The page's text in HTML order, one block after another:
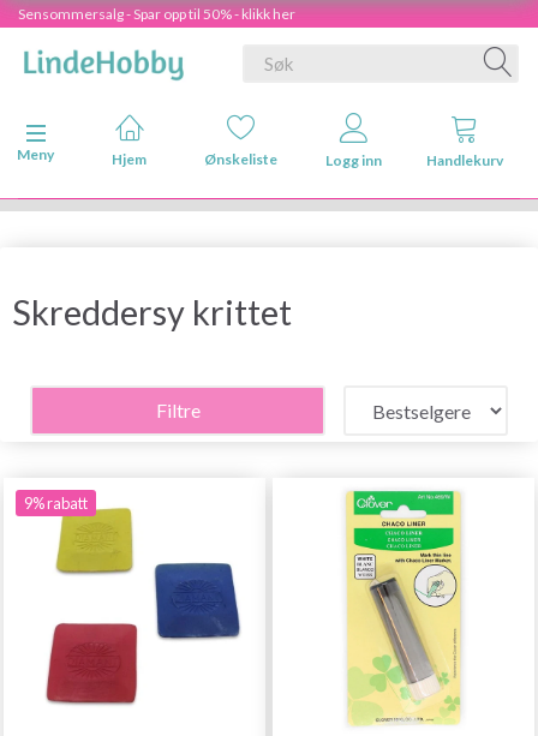
Sensommersalg - Spar opp til 50% - klikk her
Veksle navigasjon
Meny
Hjem Ønskeliste Logg inn Handlekurv
Skreddersy krittet
Filtre
9% rabatt